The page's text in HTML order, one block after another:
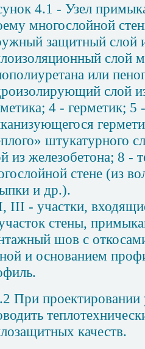
4.1 - Узел
многослойной
защитный слой
слой
или
слой
4 - герметик;
штукатурного
из железобетона; 8 -
стене (из
и др.).
, III - участки,
стены,
шов с
и основанием
При проектировании
качеств.